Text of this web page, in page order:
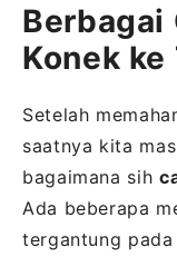
Berbagai
Konek ke
Setelah
saatnya kita
bagaimana sih
Ada beberapa
tergantung